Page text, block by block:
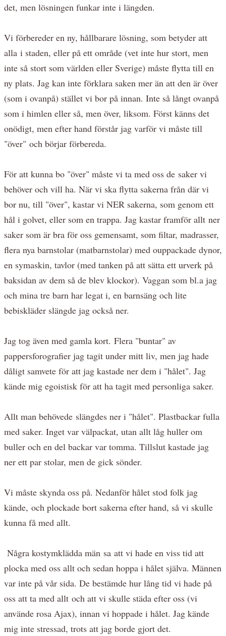
det, men lösningen funkar inte i längden.
Vi förbereder en ny, hållbarare lösning, som betyder att
alla i staden, eller på ett område (vet inte hur stort, men
inte så stort som världen eller Sverige) måste flytta till en
ny plats. Jag kan inte förklara saken mer än att den är över
(som i ovanpå) stället vi bor på innan. Inte så långt ovanpå
som i himlen eller så, men över, liksom. Först känns det
onödigt, men efter hand förstår jag varför vi måste till
"över" och börjar förbereda.
För att kunna bo "över" måste vi ta med oss de saker vi
behöver och vill ha. När vi ska flytta sakerna från där vi
bor nu, till "över", kastar vi NER sakerna, som genom ett
hål i golvet, eller som en trappa. Jag kastar framför allt ner
saker som är bra för oss gemensamt, som filtar, madrasser,
flera nya barnstolar (matbarnstolar) med ouppackade dynor,
en symaskin, tavlor (med tanken på att sätta ett urverk på
baksidan av dem så de blev klockor). Vaggan som bl.a jag
och mina tre barn har legat i, en barnsäng och lite
bebiskläder slängde jag också ner.
Jag tog även med gamla kort. Flera "buntar" av
pappersforografier jag tagit under mitt liv, men jag hade
dåligt samvete för att jag kastade ner dem i "hålet". Jag
kände mig egoistisk för att ha tagit med personliga saker.
Allt man behövede slängdes ner i "hålet". Plastbackar fulla
med saker. Inget var välpackat, utan allt låg huller om
buller och en del backar var tomma. Tillslut kastade jag
ner ett par stolar, men de gick sönder.
Vi måste skynda oss på. Nedanför hålet stod folk jag
kände, och plockade bort sakerna efter hand, så vi skulle
kunna få med allt.
Några kostymklädda män sa att vi hade en viss tid att
plocka med oss allt och sedan hoppa i hålet själva. Männen
var inte på vår sida. De bestämde hur lång tid vi hade på
oss att ta med allt och att vi skulle städa efter oss (vi
använde rosa Ajax), innan vi hoppade i hålet. Jag kände
mig inte stressad, trots att jag borde gjort det.